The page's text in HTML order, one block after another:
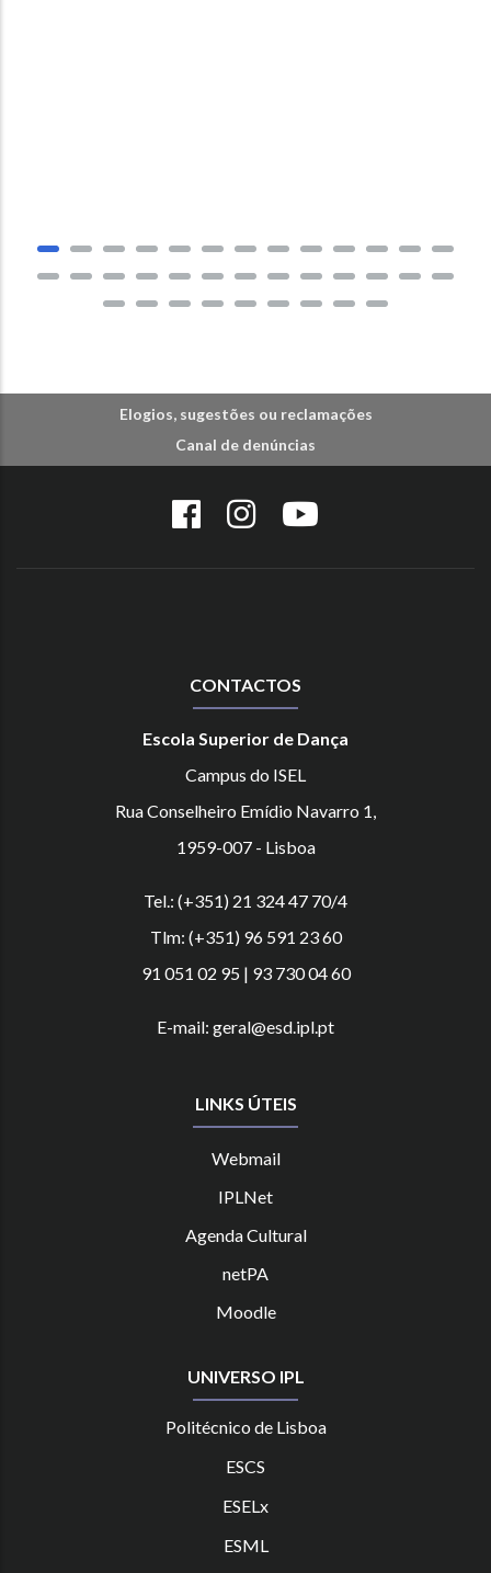
Elogios, sugestões ou reclamações
Canal de denúncias
CONTACTOS
Escola Superior de Dança
Campus do ISEL
Rua Conselheiro Emídio Navarro 1,
1959-007 - Lisboa
Tel.: (+351) 21 324 47 70/4
Tlm: (+351) 96 591 23 60
91 051 02 95 | 93 730 04 60
E-mail: geral@esd.ipl.pt
LINKS ÚTEIS
Webmail
IPLNet
Agenda Cultural
netPA
Moodle
UNIVERSO IPL
Politécnico de Lisboa
ESCS
ESELx
ESML